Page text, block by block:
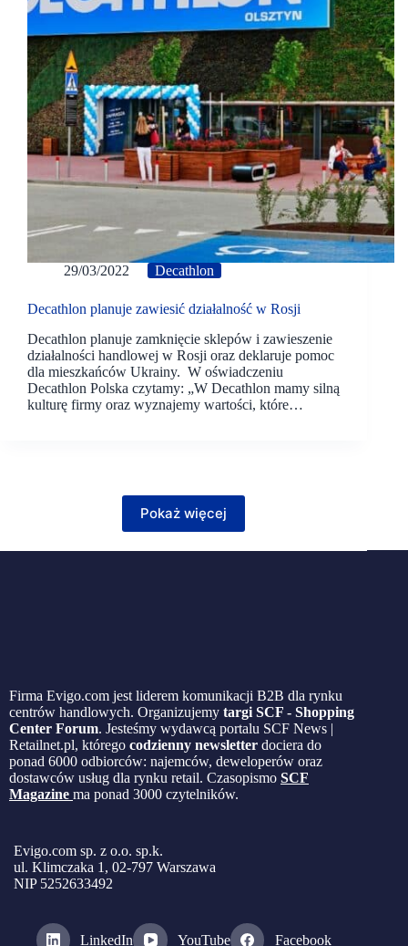
29/03/2022 Decathlon
Decathlon planuje zawiesić działalność w Rosji
Decathlon planuje zamknięcie sklepów i zawieszenie
działalności handlowej w Rosji oraz deklaruje pomoc
dla mieszkańców Ukrainy. W oświadczeniu
Decathlon Polska czytamy: „W Decathlon mamy silną
kulturę firmy oraz wyznajemy wartości, które…
Pokaż więcej
Firma Evigo.com jest liderem komunikacji B2B dla rynku
centrów handlowych. Organizujemy targi SCF - Shopping
Center Forum. Jesteśmy wydawcą portalu SCF News |
Retailnet.pl, którego codzienny newsletter dociera do
ponad 6000 odbiorców: najemców, deweloperów oraz
dostawców usług dla rynku retail. Czasopismo SCF
Magazine ma ponad 3000 czytelników.
Evigo.com sp. z o.o. sp.k.
ul. Klimczaka 1, 02-797 Warszawa
NIP 5252633492
LinkedIn YouTube Facebook